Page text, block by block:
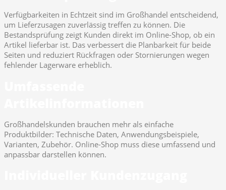
Verfügbarkeiten in Echtzeit sind im Großhandel entscheidend,
um Lieferzusagen zuverlässig treffen zu können. Die
Bestandsprüfung zeigt Kunden direkt im Online-Shop, ob ein
Artikel lieferbar ist. Das verbessert die Planbarkeit für beide
Seiten und reduziert Rückfragen oder Stornierungen wegen
fehlender Lagerware erheblich.
Großhandelskunden brauchen mehr als einfache
Produktbilder: Technische Daten, Anwendungsbeispiele,
Varianten, Zubehör. Online-Shop muss diese umfassend und
anpassbar darstellen können.